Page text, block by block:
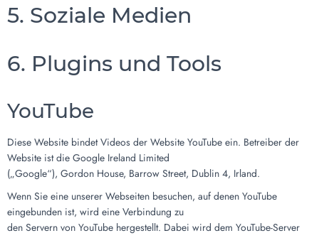
5. Soziale Medien
6. Plugins und Tools
YouTube
Diese Website bindet Videos der Website YouTube ein. Betreiber der
Website ist die Google Ireland Limited
(„Google“), Gordon House, Barrow Street, Dublin 4, Irland.
Wenn Sie eine unserer Webseiten besuchen, auf denen YouTube
eingebunden ist, wird eine Verbindung zu
den Servern von YouTube hergestellt. Dabei wird dem YouTube-Server